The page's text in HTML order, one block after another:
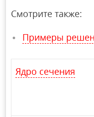
Смотрите также:
Примеры
Ядро сечения